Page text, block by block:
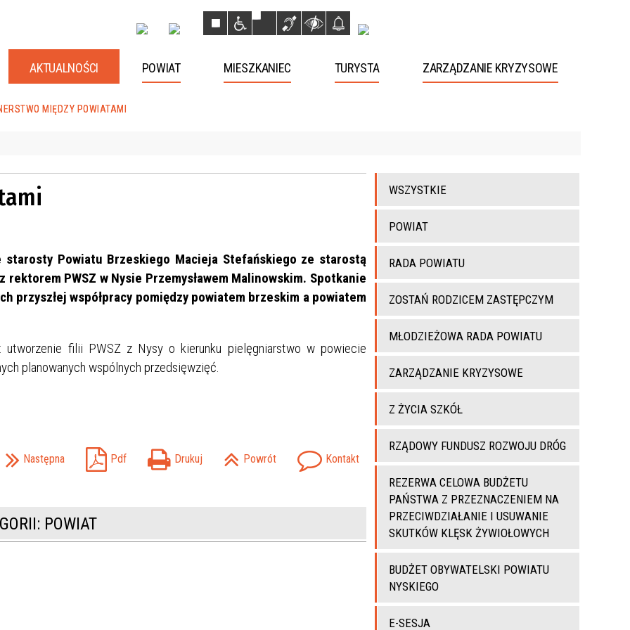
AKTUALNOŚCI POWIAT MIESZKANIEC TURYSTA ZARZĄDZANIE KRYZYSOWE
MIĘDZY POWIATAMI
Powiatu Brzeskiego Macieja Stefańskiego ze starostą
rektorem PWSZ w Nysie Przemysławem Malinowskim. Spotkanie
przyszłej współpracy pomiędzy powiatem brzeskim a powiatem
filii PWSZ z Nysy o kierunku pielęgniarstwo w powiecie
planowanych wspólnych przedsięwzięć.
Następna Pdf Drukuj Powrót Kontakt
POWIAT
WSZYSTKIE
POWIAT
RADA POWIATU
ZOSTAŃ RODZICEM ZASTĘPCZYM
MŁODZIEŻOWA RADA POWIATU
ZARZĄDZANIE KRYZYSOWE
Z ŻYCIA SZKÓŁ
RZĄDOWY FUNDUSZ ROZWOJU DRÓG
REZERWA CELOWA BUDŻETU
PAŃSTWA Z PRZEZNACZENIEM NA
PRZECIWDZIAŁANIE I USUWANIE
SKUTKÓW KLĘSK ŻYWIOŁOWYCH
BUDŻET OBYWATELSKI POWIATU
NYSKIEGO
E-SESJA